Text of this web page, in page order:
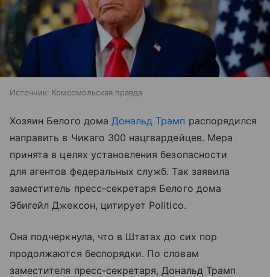
Источник: Комсомольская правда
Хозяин Белого дома Дональд Трамп распорядился
направить в Чикаго 300 нацгвардейцев. Мера
принята в целях установления безопасности
для агентов федеральных служб. Так заявила
заместитель пресс-секретаря Белого дома
Эбигейл Джексон, цитирует Politico.
Она подчеркнула, что в Штатах до сих пор
продолжаются беспорядки. По словам
заместителя пресс-секретаря, Дональд Трамп